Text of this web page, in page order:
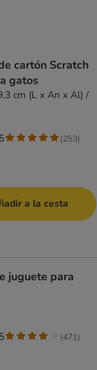
cartón Scratch
gatos
cm (L x An x Al) /
(253)
a la cesta
juguete para
(471)